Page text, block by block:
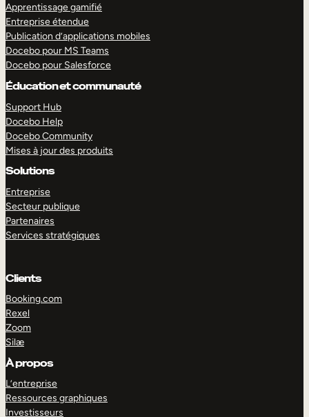
Apprentissage gamifié
Entreprise étendue
Publication d’applications mobiles
Docebo pour MS Teams
Docebo pour Salesforce
Éducation et communauté
Support Hub
Docebo Help
Docebo Community
Mises à jour des produits
Solutions
Entreprise
Secteur publique
Partenaires
Services stratégiques
Clients
Booking.com
Rexel
Zoom
Silæ
À propos
L’entreprise
Ressources graphiques
Investisseurs